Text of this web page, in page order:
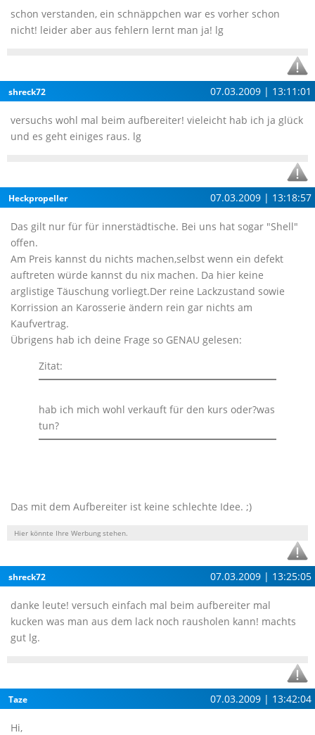
schon verstanden, ein schnäppchen war es vorher schon
nicht! leider aber aus fehlern lernt man ja! lg
shreck72 07.03.2009 | 13:11:01
versuchs wohl mal beim aufbereiter! vieleicht hab ich ja glück
und es geht einiges raus. lg
Heckpropeller 07.03.2009 | 13:18:57
Das gilt nur für für innerstädtische. Bei uns hat sogar "Shell"
offen.
Am Preis kannst du nichts machen,selbst wenn ein defekt
auftreten würde kannst du nix machen. Da hier keine
arglistige Täuschung vorliegt.Der reine Lackzustand sowie
Korrission an Karosserie ändern rein gar nichts am
Kaufvertrag.
Übrigens hab ich deine Frage so GENAU gelesen:
Zitat:
hab ich mich wohl verkauft für den kurs oder?was
tun?
Das mit dem Aufbereiter ist keine schlechte Idee. ;)
Hier könnte Ihre Werbung stehen.
shreck72 07.03.2009 | 13:25:05
danke leute! versuch einfach mal beim aufbereiter mal
kucken was man aus dem lack noch rausholen kann! machts
gut lg.
Taze 07.03.2009 | 13:42:04
Hi,